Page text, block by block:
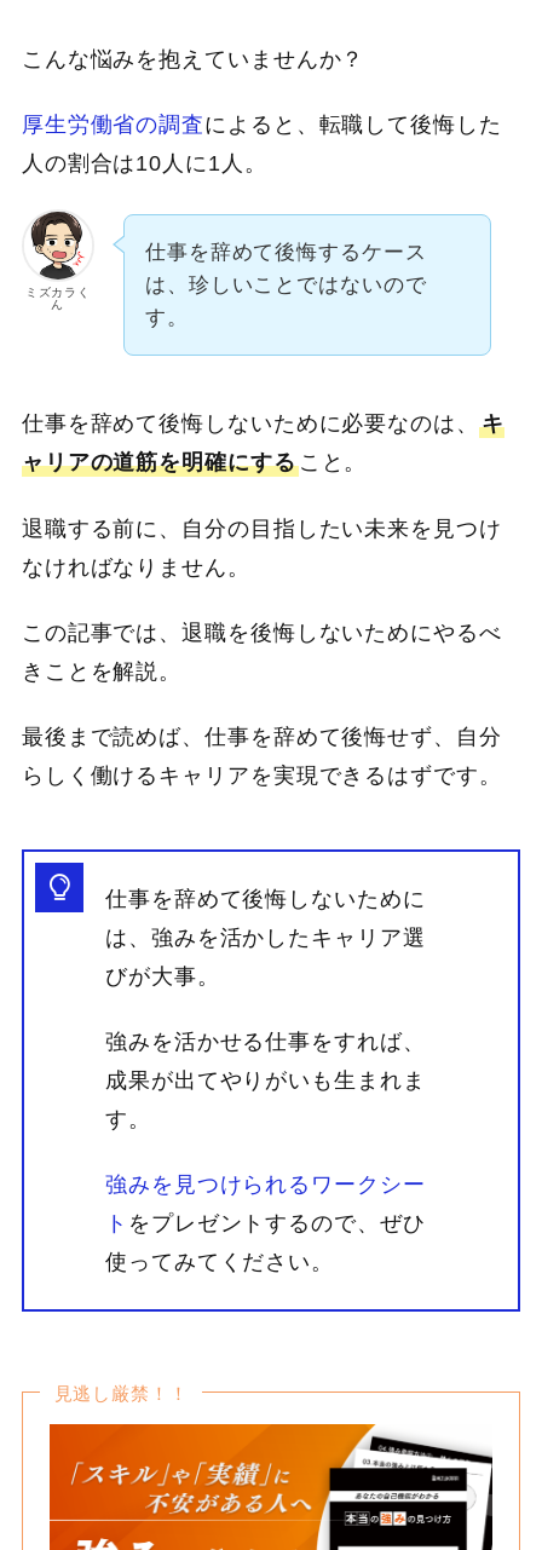
こんな悩みを抱えていませんか？
厚生労働省の調査によると、転職して後悔した
人の割合は10人に1人。
ミズカラく
ん
仕事を辞めて後悔するケース
は、珍しいことではないので
す。
仕事を辞めて後悔しないために必要なのは、 キ
ャリアの道筋を明確にすること。
退職する前に、自分の目指したい未来を見つけ
なければなりません。
この記事では、退職を後悔しないためにやるべ
きことを解説。
最後まで読めば、仕事を辞めて後悔せず、自分
らしく働けるキャリアを実現できるはずです。
仕事を辞めて後悔しないために
は、強みを活かしたキャリア選
びが大事。
強みを活かせる仕事をすれば、
成果が出てやりがいも生まれま
す。
強みを見つけられるワークシー
ト をプレゼントするので、ぜひ
使ってみてください。
見逃し厳禁！！